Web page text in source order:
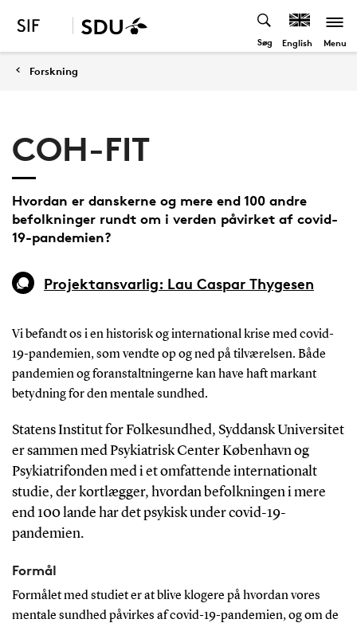
Søg English Menu
Forskning
COH-FIT
Hvordan er danskerne og mere end 100 andre
befolkninger rundt om i verden påvirket af covid-
19-pandemien?
Projektansvarlig: Lau Caspar Thygesen
Vi befandt os i en historisk og international krise med covid-
19-pandemien, som vendte op og ned på tilværelsen. Både
pandemien og foranstaltningerne kan have haft markant
betydning for den mentale sundhed.
Statens Institut for Folkesundhed, Syddansk Universitet
er sammen med Psykiatrisk Center København og
Psykiatrifonden med i et omfattende internationalt
studie, der kortlægger, hvordan befolkningen i mere
end 100 lande har det psykisk under covid-19-
pandemien.
Formål
Formålet med studiet er at blive klogere på hvordan vores
mentale sundhed påvirkes af covid-19-pandemien, og om de